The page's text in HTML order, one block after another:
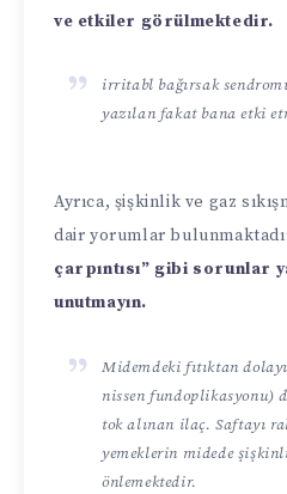
ve etkiler görülmektedir.
irritabl bağırsak
yazılan fakat bana etki
Ayrıca, şişkinlik ve gaz
dair yorumlar
çarpıntısı” gibi sorunlar
unutmayın.
Midemdeki fıtıktan
nissen fundoplikasyonu)
tok alınan ilaç. Saftayı
yemeklerin midede
önlemektedir.